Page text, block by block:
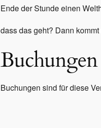
Ende der Stunde einen
dass das geht? Dann
Buchungen
Buchungen sind für diese